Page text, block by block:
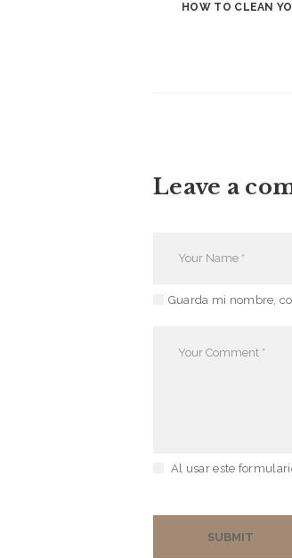
HOW TO CLEAN
Leave a
Guarda mi nombre,
Al usar este